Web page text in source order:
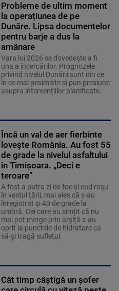
Probleme de ultim moment
la operațiunea de pe
Dunăre. Lipsa documentelor
pentru barje a dus la
amânare
Vara lui 2026 se dovedește a fi
una a încercărilor. Prognozele
privind nivelul Dunării sunt din ce
în ce mai pesimiste și pun presiune
asupra intervențiilor planificate.
Încă un val de aer fierbinte
lovește România. Au fost 55
de grade la nivelul asfaltului
în Timișoara. „Deci e
teroare”
A fost a patra zi de foc și cod roșu
în vestul țării, mai ales că s-au
înregistrat și 40 de grade la
umbră. Cei care au simțit că nu
mai pot merge prin arșiță s-au
oprit la punctele de hidratare ca
să-și tragă sufletul.
Cât timp câștigă un șofer